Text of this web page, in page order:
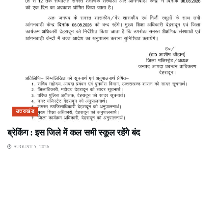
उत्तराखंड
ब्रेकिंग : इस जिले में कल सभी स्कूल रहेंगे बंद
AUGUST 5, 2026